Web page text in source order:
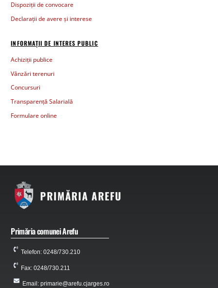
Dispoziții de convocare
Declarații de avere și interese
INFORMAȚII DE INTERES PUBLIC
Achiziții publice
Vânzări terenuri
Concursuri
Transparență Salarială
Formulare online
Primăria comunei Arefu
Telefon: 0248/730.210
Fax: 0248/730.211
Email: primarie@arefu.cjarges.ro